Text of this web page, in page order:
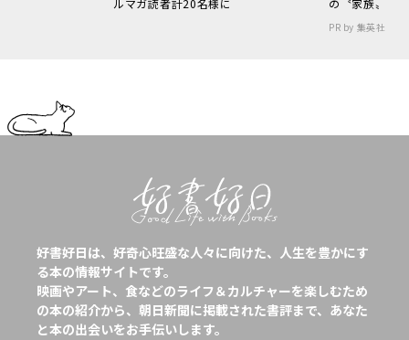
ルマガ読者計20名様に
の〝家族〟
PR by 集英社
好書好日は、好奇心旺盛な人々に向けた、人生を豊かにす
る本の情報サイトです。
映画やアート、食などのライフ＆カルチャーを楽しむため
の本の紹介から、朝日新聞に掲載された書評まで、あなた
と本の出会いをお手伝いします。